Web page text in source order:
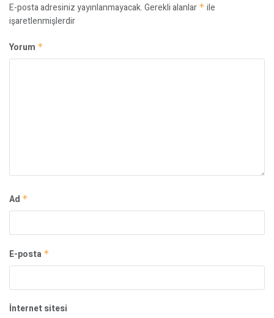
E-posta adresiniz yayınlanmayacak.Gerekli alanlar * ile
işaretlenmişlerdir
Yorum *
Ad *
E-posta *
İnternet sitesi